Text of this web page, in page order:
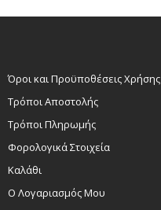
Όροι και Προϋποθέσεις Χρήσης
Τρόποι Αποστολής
Τρόποι Πληρωμής
Φορολογικά Στοιχεία
Καλάθι
Ο Λογαριασμός Μου